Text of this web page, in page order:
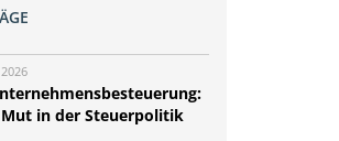
in der Steuerpolitik